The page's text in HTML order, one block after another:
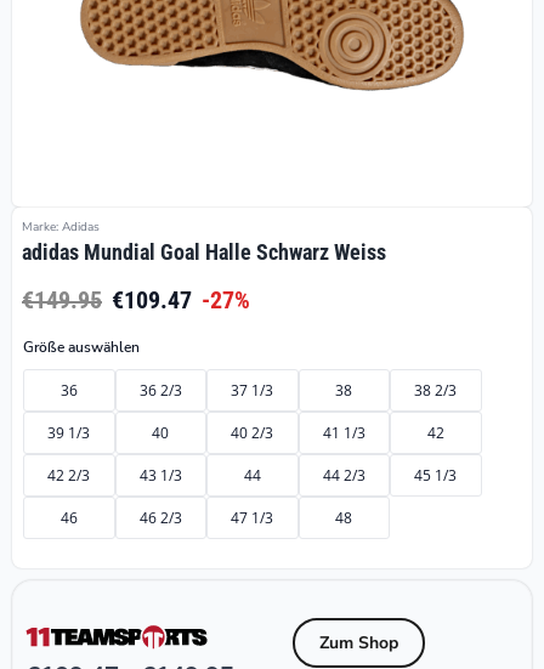
Marke: Adidas
adidas Mundial Goal Halle Schwarz Weiss
€149.95 €109.47 -27%
Größe auswählen
36 36 2/3 37 1/3 38 38 2/3
39 1/3 40 40 2/3 41 1/3 42
42 2/3 43 1/3 44 44 2/3 45 1/3
46 46 2/3 47 1/3 48
Zum Shop